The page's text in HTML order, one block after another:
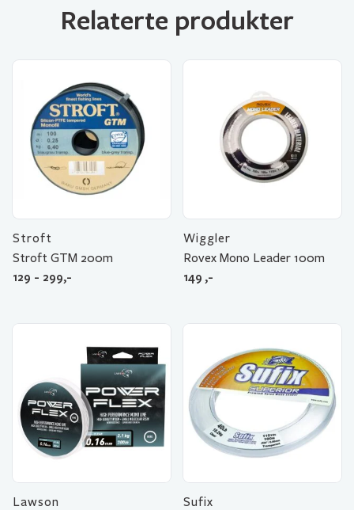
Relaterte produkter
Stroft
Stroft GTM 200m
129 - 299,-
Wiggler
Rovex Mono Leader 100m
149 ,-
Lawson
Sufix